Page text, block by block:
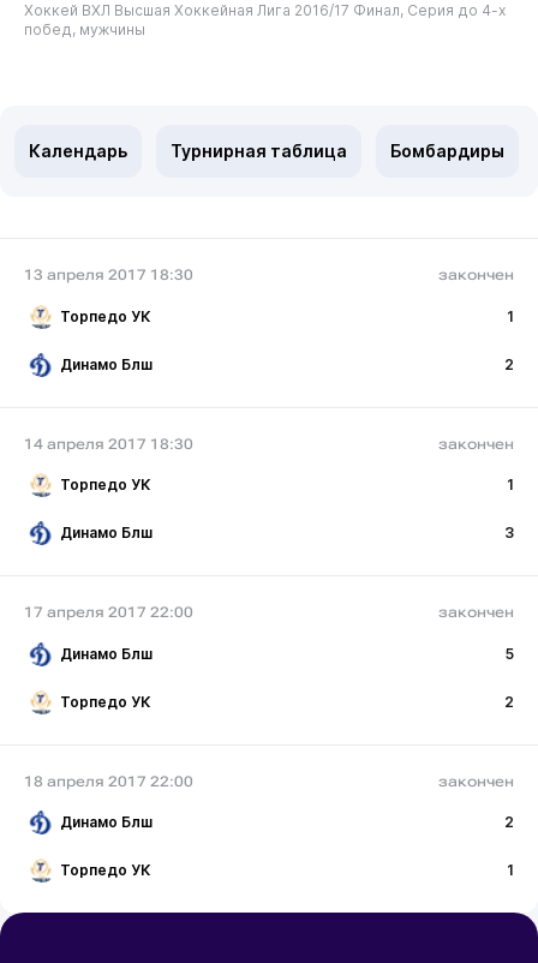
Хоккей ВХЛ Высшая Хоккейная Лига 2016/17 Финал, Серия до 4-х
побед, мужчины
Календарь Турнирная таблица Бомбардиры
13 апреля 2017 18:30 закончен
Торпедо УК 1
Динамо Блш 2
14 апреля 2017 18:30 закончен
Торпедо УК 1
Динамо Блш 3
17 апреля 2017 22:00 закончен
Динамо Блш 5
Торпедо УК 2
18 апреля 2017 22:00 закончен
Динамо Блш 2
Торпедо УК 1